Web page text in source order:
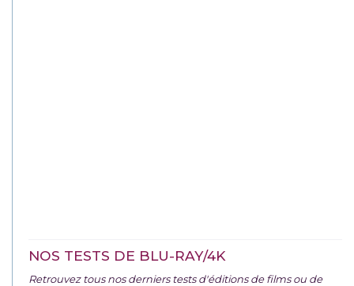
NOS TESTS DE BLU-RAY/4K
Retrouvez tous nos derniers tests d'éditions de films ou de